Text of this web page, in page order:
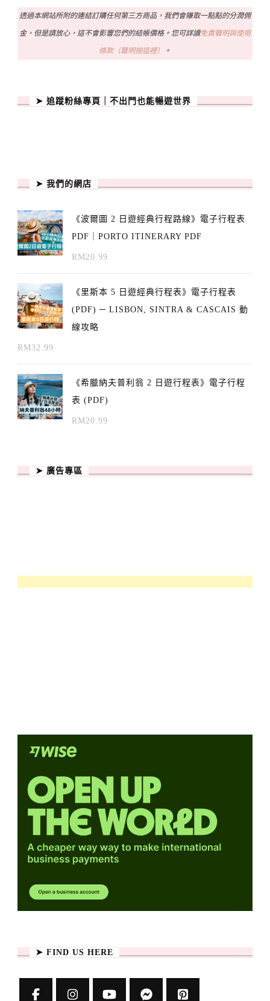
透過本網站所附的連結訂購任何第三方商品，我們會賺取一點點的分潤佣
金，但是請放心，這不會影響您們的結帳價格。您可詳讀免責聲明與使用
條款（聲明按這裡） 。
➤ 追蹤粉絲專頁｜不出門也能暢遊世界
➤ 我們的網店
《波爾圖 2 日遊經典行程路線》電子行程表
PDF｜PORTO ITINERARY PDF
RM20.99
《里斯本 5 日遊經典行程表》電子行程表
(PDF) ─ LISBON, SINTRA & CASCAIS 動
線攻略
RM32.99
《希臘納夫普利翁 2 日遊行程表》電子行程
表 (PDF)
RM20.99
➤ 廣告專區
➤ FIND US HERE